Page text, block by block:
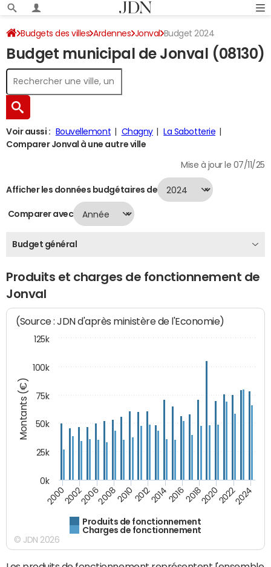
Budgets des villes Ardennes Jonval Budget 2024
Budget municipal de Jonval (08130)
Voir aussi : Bouvellemont Chagny
La Sabotterie
Comparer Jonval à une autre ville
Mise à jour le 07/11/25
Afficher les données budgétaires de
Comparer avec
Budget général
Produits et charges de fonctionnement de
Jonval
Montants (€)
(Source : JDN d'après ministère de l'Economie)
Produits de fonctionnement
Charges de fonctionnement
200020022006200820102012201420162018202020222024
0k
25k
50k
75k
100k
125k
© JDN 2026